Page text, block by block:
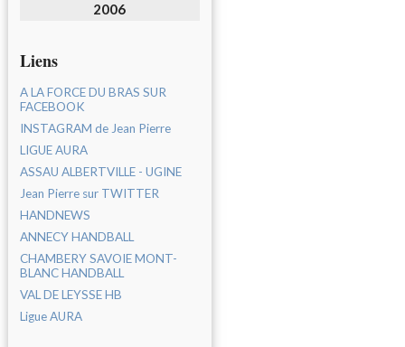
2006
Liens
A LA FORCE DU BRAS SUR
FACEBOOK
INSTAGRAM de Jean Pierre
LIGUE AURA
ASSAU ALBERTVILLE - UGINE
Jean Pierre sur TWITTER
HANDNEWS
ANNECY HANDBALL
CHAMBERY SAVOIE MONT-
BLANC HANDBALL
VAL DE LEYSSE HB
Ligue AURA